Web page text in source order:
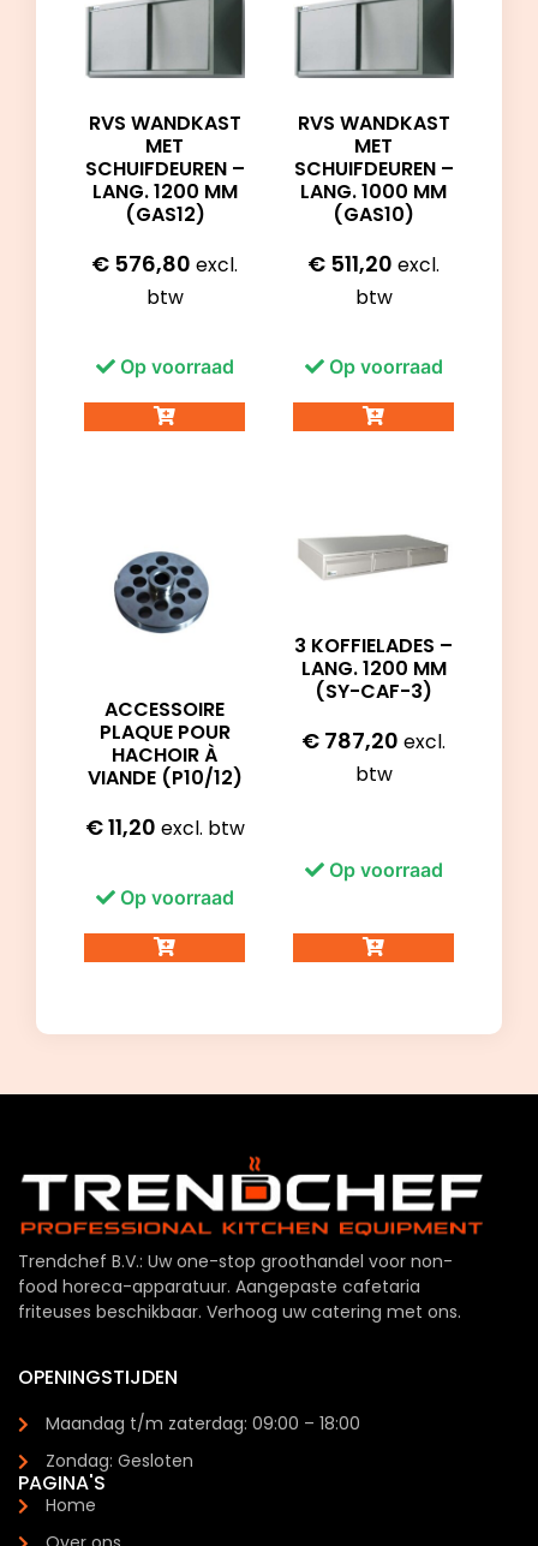
RVS WANDKAST
MET
SCHUIFDEUREN –
LANG. 1200 MM
(GAS12)
€ 576,80 excl.
btw
Op voorraad
RVS WANDKAST
MET
SCHUIFDEUREN –
LANG. 1000 MM
(GAS10)
€ 511,20 excl.
btw
Op voorraad
ACCESSOIRE
PLAQUE POUR
HACHOIR À
VIANDE (P10/12)
€11,20 excl. btw
Op voorraad
3 KOFFIELADES –
LANG. 1200 MM
(SY-CAF-3)
€ 787,20 excl.
btw
Op voorraad
Trendchef B.V.: Uw one-stop groothandel voor non-
food horeca-apparatuur. Aangepaste cafetaria
friteuses beschikbaar. Verhoog uw catering met ons.
OPENINGSTIJDEN
Maandag t/m zaterdag: 09:00 – 18:00
Zondag: Gesloten
PAGINA'S
Home